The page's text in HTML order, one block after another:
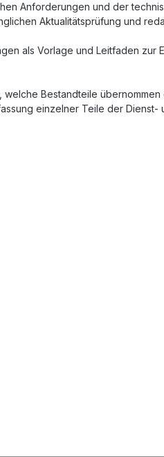
Anforderungen und der
Aktualitätsprüfung und
als Vorlage und Leitfaden zur
Bestandteile
einzelner Teile der